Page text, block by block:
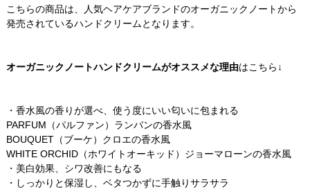
こちらの商品は、人気ヘアケアブランドのオーガニックノートから
発売されているハンドクリームとなります。
オーガニックノートハンドクリームがオススメな理由はこちら↓
・香水風の香りが選べ、使う度にいい匂いに包まれる
PARFUM（パルファン）ランバンの香水風
BOUQUET（ブーケ）クロエの香水風
WHITE ORCHID（ホワイトオーキッド）ジョーマローンの香水風
・美白効果、シワ改善にもなる
・しっかりと保湿し、ベタつかずに手触りサラサラ